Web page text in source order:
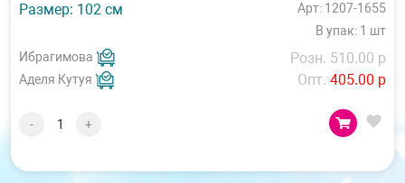
Размер: 102 см
Арт: 1207-1655
В упак: 1 шт
Ибрагимова
Аделя Кутуя
Розн. 510.00 р
Опт. 405.00 р
- +